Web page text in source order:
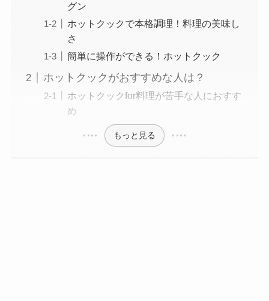
グン
ホットクックで本格調理！料理の美味し
さ
簡単に操作ができる！ホットクック
ホットクックがおすすめな人は？
ホットクックfor料理が苦手な人におすす
め
もっと見る